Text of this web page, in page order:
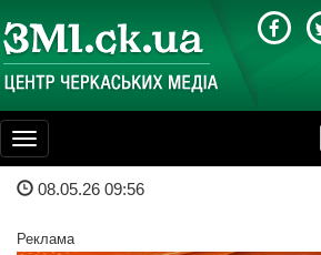
Toggle
navigation
08.05.26 09:56
Реклама